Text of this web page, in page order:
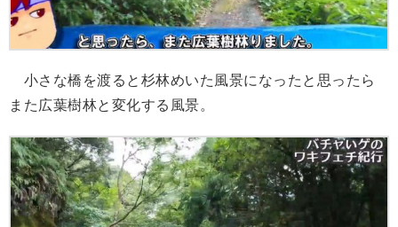
小さな橋を渡ると杉林めいた風景になったと思ったら
また広葉樹林と変化する風景。